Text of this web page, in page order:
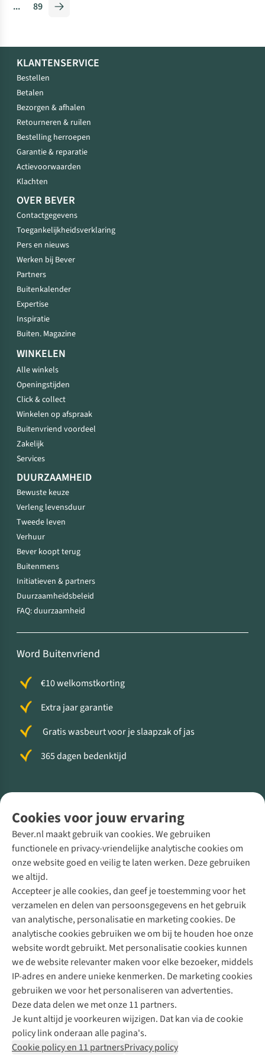
... 89
Cookies voor jouw ervaring
Bever.nl maakt gebruik van cookies. We gebruiken
functionele en privacy-vriendelijke analytische cookies om
onze website goed en veilig te laten werken. Deze gebruiken
we altijd.
Accepteer je alle cookies, dan geef je toestemming voor het
verzamelen en delen van persoonsgegevens en het gebruik
van analytische, personalisatie en marketing cookies. De
analytische cookies gebruiken we om bij te houden hoe onze
website wordt gebruikt. Met personalisatie cookies kunnen
we de website relevanter maken voor elke bezoeker, middels
IP-adres en andere unieke kenmerken. De marketing cookies
gebruiken we voor het personaliseren van advertenties.
Deze data delen we met onze 11 partners.
Je kunt altijd je voorkeuren wijzigen. Dat kan via de cookie
policy link onderaan alle pagina's.
Cookie policy en 11 partnersPrivacy policy
KLANTENSERVICE
Bestellen
Betalen
Bezorgen & afhalen
Retourneren & ruilen
Bestelling herroepen
Garantie & reparatie
Actievoorwaarden
Klachten
OVER BEVER
Contactgegevens
Toegankelijkheidsverklaring
Pers en nieuws
Werken bij Bever
Partners
Buitenkalender
Expertise
Inspiratie
Buiten. Magazine
WINKELEN
Alle winkels
Openingstijden
Click & collect
Winkelen op afspraak
Buitenvriend voordeel
Zakelijk
Services
DUURZAAMHEID
Bewuste keuze
Verleng levensduur
Tweede leven
Verhuur
Bever koopt terug
Buitenmens
Initiatieven & partners
Duurzaamheidsbeleid
FAQ: duurzaamheid
Word Buitenvriend
€10 welkomstkorting
Extra jaar garantie
Gratis wasbeurt voor je slaapzak of jas
365 dagen bedenktijd
Direct advies van een Buitenexpert
+31 (0)85 888 50 88
+31 6 12 28 49 80
Contactformulier